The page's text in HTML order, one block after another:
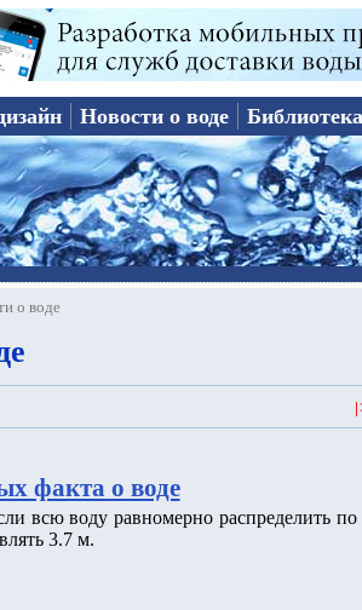
Новости о воде Библиотека
о воде
факта о воде
всю воду равномерно распределить
3.7 м.